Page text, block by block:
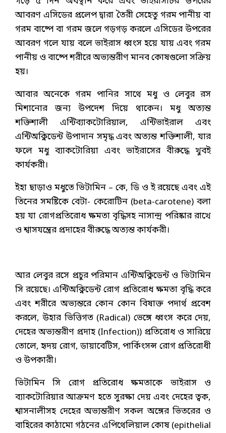
আবরণ এসিডের প্রলেপ দ্বারা তৈরী সেহেতু গরম পানীয় বা
গরম বাষ্পে বা গরম জলে গড়গড় করলে এসিডের উপরের
আবরণ গলে যায় বলে ভাইরাস ধ্বংস হয়ে যায় এবং গরম
পানীয় ও বাষ্পে শরীরে অভ্যন্তরীণ মানব কোষগুলো সক্রিয়
হয়।
আবার অনেকে গরম পানির সাথে মধু ও লেবুর রস
মিশানোর জন্য উপদেশ দিয়ে থাকেন। মধু অত্যন্ত
শক্তিশালী এন্টিব্যাকটোরিয়াল, এন্টিভাইরাল এবং
এন্টিঅক্নিডেন্ট উপাদান সমৃদ্ধ এবং অত্যন্ত শক্তিশালী, যার
ফলে মধু ব্যাকটোরিয়া এবং ভাইরাসের বীরুদ্ধে খুবই
কার্যকরী।
ইহা ছাড়াও মধুতে ভিটামিন – কে, ডি ও ই রয়েছে এবং এই
তিনের সমষ্টিকে বেটা- কেরোটিন (beta-carotene) বলা
হয় যা রোগপ্রতিরোধ ক্ষমতা বৃদ্ধিসহ নাসান্দ্র পরিষ্কার রাখে
ও শ্বাসযন্ত্রের প্রদাহের বীরুদ্ধে অত্যন্ত কার্যকরী।
আর লেবুর রসে প্রচুর পরিমান এন্টিঅক্নিডেন্ট ও ভিটামিন
সি রয়েছে। এন্টিঅক্নিডেন্ট রোগ প্রতিরোধ ক্ষমতা বৃদ্ধি করে
এবং শরীরে অভ্যন্তরে কোন কোন বিষাক্ত পদার্থ প্রবেশ
করলে, উহার ভিত্তিগত (Radical) ভেঙ্গে ধ্বংস করে দেয়,
দেহের অভ্যন্তরীণ প্রদাহ (Infection)) প্রতিরোধ ও সারিয়ে
তোলে, হৃদয় রোগ, ডায়াবেটিস, পার্কিংসন্স রোগ প্রতিরোধী
ও উপকারী।
ভিটামিন সি রোগ প্রতিরোধ ক্ষমতাকে ভাইরাস ও
ব্যাকটোরিয়ার আক্রমণ হতে সুরক্ষা দেয় এবং দেহের ত্বক,
শ্বাসনালীসহ দেহের অভ্যন্তরীণ সকল অঙ্গের ভিতরের ও
বাহিরের কাঠামো গঠনের এপিথেলিয়াল কোষ (epithelial